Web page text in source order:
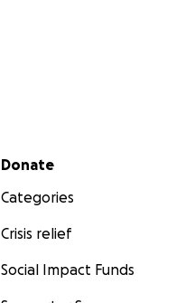
Secondary menu
Donate
Categories
Crisis relief
Social Impact Funds